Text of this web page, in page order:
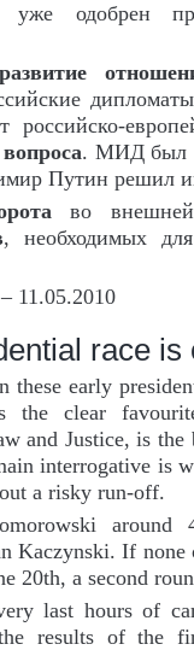
уже одобрен
развитие
. МИД был
Путин решил
во
, необходимых
11.05.2010
race is
these early
the clear
and Justice, is
interrogative is
a risky run-off.
Kaczynski. If none
20th, a second
last hours of
results of the